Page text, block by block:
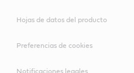
Hojas de datos del producto
Preferencias de cookies
Notificaciones legales